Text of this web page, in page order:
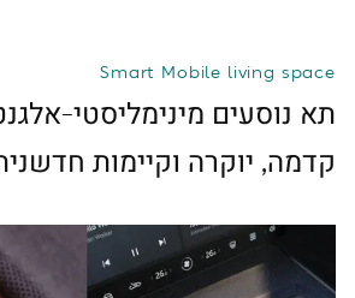
Smart Mobile living space
תא נוסעים מינימליסטי-
קדמה, יוקרה וקיימות